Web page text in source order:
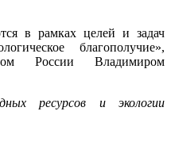
в рамках целей и задач
благополучие»,
России Владимиром
ресурсов и экологии